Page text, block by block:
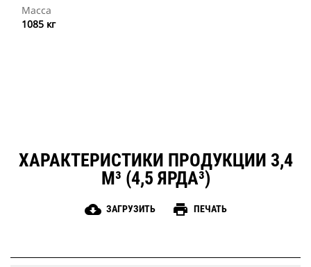
Масса
1085 кг
ХАРАКТЕРИСТИКИ ПРОДУКЦИИ 3,4
М³ (4,5 ЯРДА³)
cloud_download ЗАГРУЗИТЬ print ПЕЧАТЬ